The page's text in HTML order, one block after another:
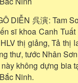
DIỄN 呉演: Tam
sĩ khoa Canh
thị giảng, Tả thị
thư, tước Nhân
không dựng bia
Ninh.